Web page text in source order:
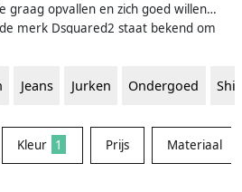
graag opvallen en zich goed willen
merk Dsquared2 staat bekend om
ontwerpen en uitgesproken
en het combineren van roze met
je inspireren door de verschillende
je eigen Dsquared2 garderobe samen
Jeans Jurken Ondergoed
Kleur 1 Prijs Materiaal